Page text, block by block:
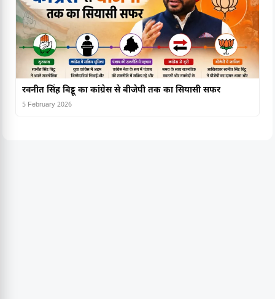
रवनीत सिंह बिट्टू का कांग्रेस से बीजेपी तक का सियासी सफर
5 February 2026